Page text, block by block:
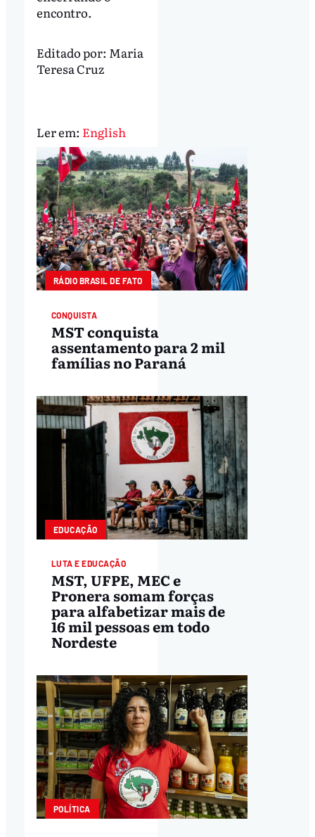
encontro.
Editado por: Maria
Teresa Cruz
Ler em: English
RÁDIO BRASIL DE FATO
CONQUISTA
MST conquista
assentamento para 2 mil
famílias no Paraná
EDUCAÇÃO
LUTA E EDUCAÇÃO
MST, UFPE, MEC e
Pronera somam forças
para alfabetizar mais de
16 mil pessoas em todo
Nordeste
POLÍTICA